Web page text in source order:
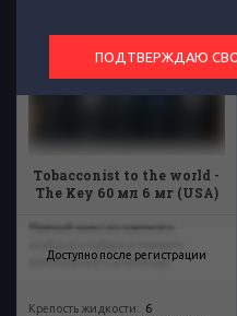
Войдите для просмотра
Tobacconist to the world -
The Key 60 мл 6 мг (USA)
Доступно после регистрации
Пряный микс из крепкого
швейцарского шоколада.
Крепость жидкости: 6
ПОДТВЕРЖДАЮ